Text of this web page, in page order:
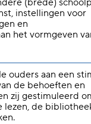
(brede)
instellingen voor
en
het vormgeven
ouders aan een
de behoeften en
zij gestimuleerd
lezen, de